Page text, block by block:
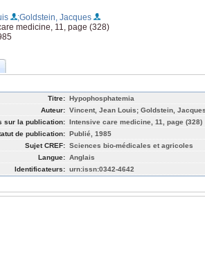
;Goldstein, Jacques
medicine, 11, page (328)
Titre: Hypophosphatemia
Auteur: Vincent, Jean Louis; Goldstein,
sur la publication: Intensive care medicine, 11, page (328)
de publication: Publié, 1985
Sujet CREF: Sciences bio-médicales et agricoles
Langue: Anglais
Identificateurs: urn:issn:0342-4642